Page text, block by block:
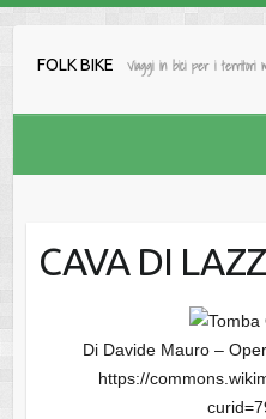
FOLK BIKE Viaggi in bici per i territori
CAVA DI
Di Davide Mauro –
https://